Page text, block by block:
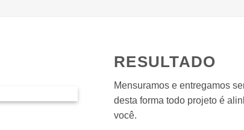
RESULTADO
Mensuramos e entregamos
desta forma todo projeto é
você.